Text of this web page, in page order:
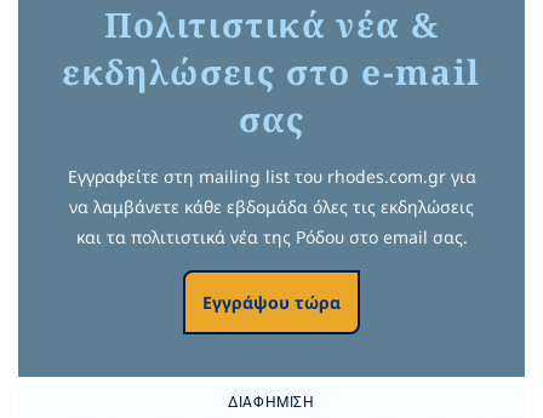
Πολιτιστικά νέα &
εκδηλώσεις στο e-mail
σας
Εγγραφείτε στη mailing list του rhodes.com.gr για
να λαμβάνετε κάθε εβδομάδα όλες τις εκδηλώσεις
και τα πολιτιστικά νέα της Ρόδου στο email σας.
Εγγράψου τώρα
ΔΙΑΦΉΜΙΣΗ